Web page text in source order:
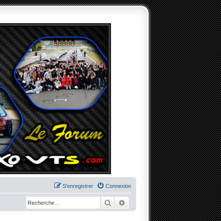
Connexion
S’enregistrer
RechercherRecherche avancée